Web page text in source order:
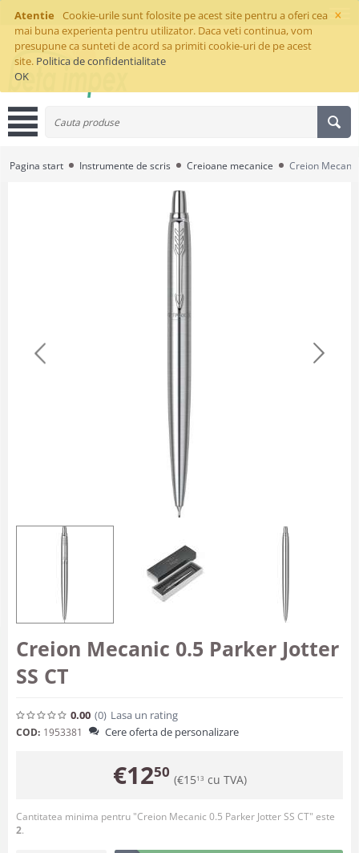
×
Atentie
Cookie-urile sunt folosite pe acest site pentru a oferi cea
mai buna experienta pentru utilizator. Daca veti continua, vom
presupune ca sunteti de acord sa primiti cookie-uri de pe acest
site. Politica de confidentialitate
OK
Pagina start Instrumente de scris Creioane mecanice Creion
Creion Mecanic 0.5 Parker Jotter
SS CT
0.00 (0) Lasa un rating
COD: 1953381 Cere oferta de personalizare
€1250 (€1513 cu TVA)
Cantitatea minima pentru "Creion Mecanic 0.5 Parker Jotter SS CT" este
2.